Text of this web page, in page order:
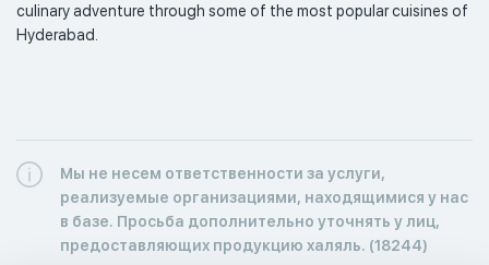
culinary adventure through some of the most popular cuisines of
Hyderabad.
Мы не несем ответственности за услуги,
реализуемые организациями, находящимися у нас
в базе. Просьба дополнительно уточнять у лиц,
предоставляющих продукцию халяль. (18244)